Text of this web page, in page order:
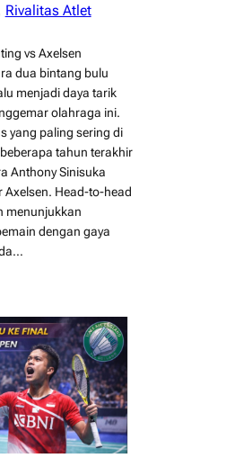
Rivalitas Atlet
vs Axelsen
dua bintang bulu
menjadi daya tarik
olahraga ini.
yang paling sering di
tahun terakhir
Anthony Sinisuka
Axelsen. Head-to-head
menunjukkan
dengan gaya